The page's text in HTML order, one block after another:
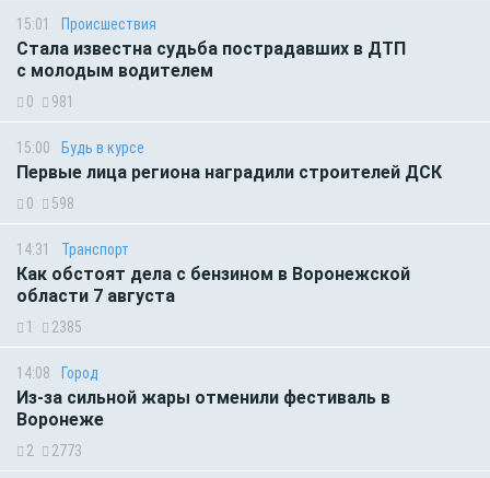
15:01 Происшествия
Стала известна судьба пострадавших в ДТП
с молодым водителем
0 981
15:00 Будь в курсе
Первые лица региона наградили строителей ДСК
0 598
14:31 Транспорт
Как обстоят дела с бензином в Воронежской
области 7 августа
1 2385
14:08 Город
Из-за сильной жары отменили фестиваль в
Воронеже
2 2773